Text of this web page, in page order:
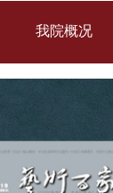
我院概况